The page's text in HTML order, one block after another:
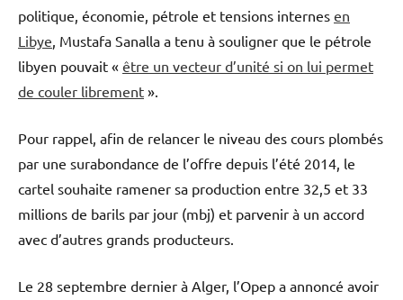
politique, économie, pétrole et tensions internes en
Libye , Mustafa Sanalla a tenu à souligner que le pétrole
libyen pouvait « être un vecteur d’unité si on lui permet
de couler librement ».
Pour rappel, afin de relancer le niveau des cours plombés
par une surabondance de l’offre depuis l’été 2014, le
cartel souhaite ramener sa production entre 32,5 et 33
millions de barils par jour (mbj) et parvenir à un accord
avec d’autres grands producteurs.
Le 28 septembre dernier à Alger, l’Opep a annoncé avoir